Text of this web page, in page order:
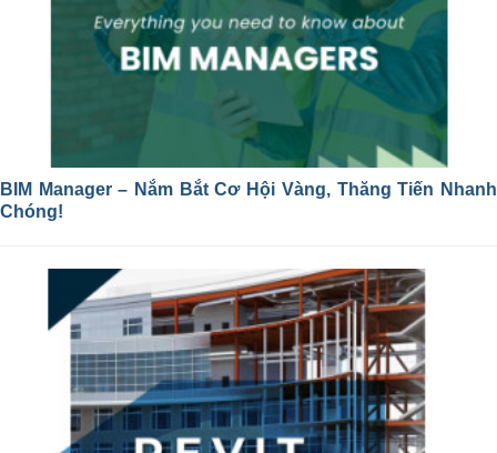
BIM Manager – Nắm Bắt Cơ Hội Vàng, Thăng Tiến Nhanh
Chóng!